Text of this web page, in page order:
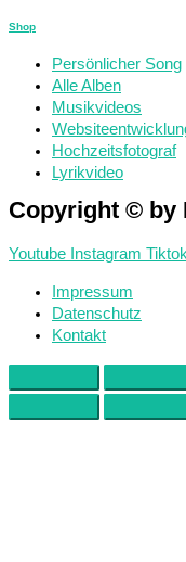
Shop
Persönlicher Song
Alle Alben
Musikvideos
Hochzeitsfotograf
Lyrikvideo
Copyright © by
Youtube Instagram Tiktok
Impressum
Datenschutz
Kontakt